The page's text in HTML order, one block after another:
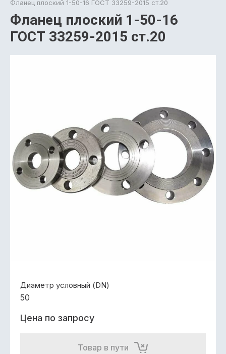
Фланец плоский 1-50-16 ГОСТ 33259-2015 ст.20
Фланец плоский 1-50-16
ГОСТ 33259-2015 ст.20
Диаметр условный (DN)
50
Цена по запросу
Товар в пути